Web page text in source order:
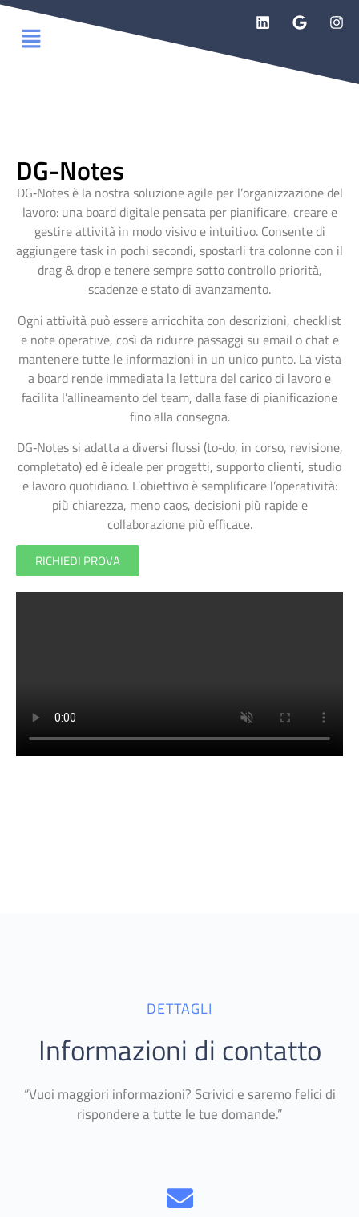
DG-Notes
DG‑Notes è la nostra soluzione agile per l’organizzazione del
lavoro: una board digitale pensata per pianificare, creare e
gestire attività in modo visivo e intuitivo. Consente di
aggiungere task in pochi secondi, spostarli tra colonne con il
drag & drop e tenere sempre sotto controllo priorità,
scadenze e stato di avanzamento.
Ogni attività può essere arricchita con descrizioni, checklist
e note operative, così da ridurre passaggi su email o chat e
mantenere tutte le informazioni in un unico punto. La vista
a board rende immediata la lettura del carico di lavoro e
facilita l’allineamento del team, dalla fase di pianificazione
fino alla consegna.
DG‑Notes si adatta a diversi flussi (to‑do, in corso, revisione,
completato) ed è ideale per progetti, supporto clienti, studio
e lavoro quotidiano. L’obiettivo è semplificare l’operatività:
più chiarezza, meno caos, decisioni più rapide e
collaborazione più efficace.
RICHIEDI PROVA
DETTAGLI
Informazioni di contatto
“Vuoi maggiori informazioni? Scrivici e saremo felici di
rispondere a tutte le tue domande.”